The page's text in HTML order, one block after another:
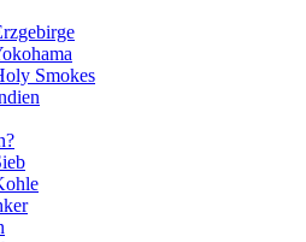
Smokes